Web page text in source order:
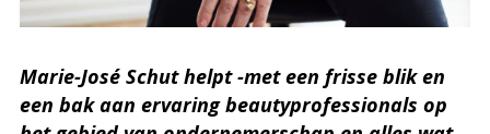
Marie-José Schut helpt -met een frisse blik en
een bak aan ervaring beautyprofessionals op